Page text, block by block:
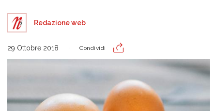
Redazione web
29 Ottobre 2018 Condividi